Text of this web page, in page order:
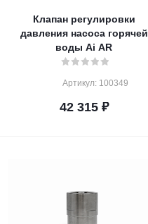
Клапан регулировки
давления насоса горячей
воды Ai AR
Артикул: 100349
42 315₽